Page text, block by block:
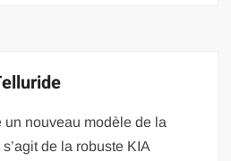
un nouveau modèle de la
de la robuste KIA